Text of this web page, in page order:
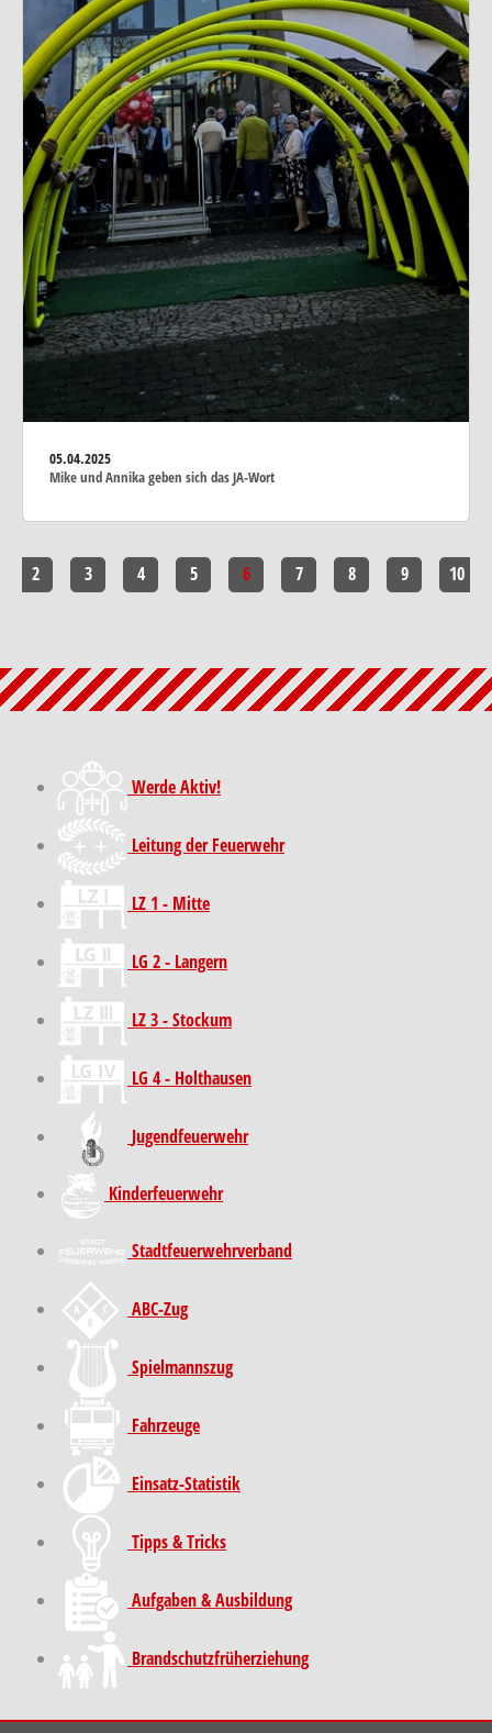
05.04.2025
Mike und Annika geben sich das JA-Wort
2 3 4 5 6 7 8 9 10
Werde Aktiv!
Leitung der Feuerwehr
LZ 1 - Mitte
LG 2 - Langern
LZ 3 - Stockum
LG 4 - Holthausen
Jugendfeuerwehr
Kinder­feuer­wehr
Stadt­feuer­wehr­verband
ABC-Zug
Spielmannszug
Fahrzeuge
Einsatz-Statistik
Tipps & Tricks
Aufgaben & Ausbildung
Brand­schutz­früh­erziehung